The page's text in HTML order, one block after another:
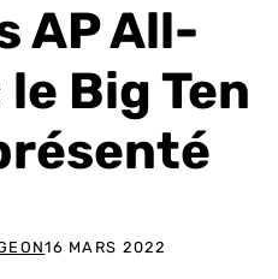
AP All-
Big Ten
16 MARS 2022